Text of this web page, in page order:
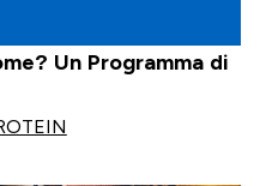
Un Programma di